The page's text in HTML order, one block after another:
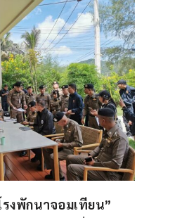
รงพักนาจอมเทียน”